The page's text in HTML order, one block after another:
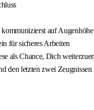
auf
für sicheres Arbeiten
als Chance, Dich
den letzten zwei Zeugnissen